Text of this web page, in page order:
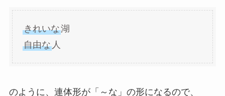
きれいな湖
自由な人
のように、連体形が「～な」の形になるので、